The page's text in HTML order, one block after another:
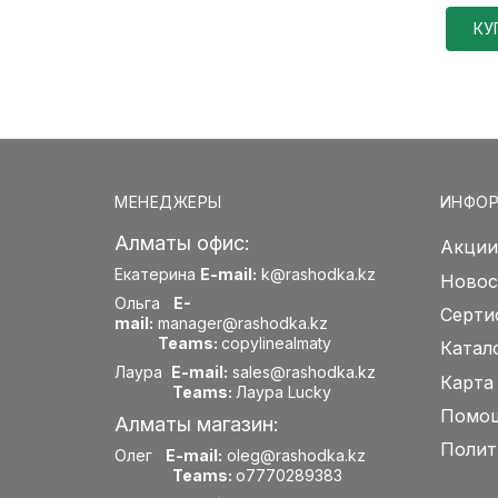
МЕНЕДЖЕРЫ
Алматы офис:
Екатерина E-mail: k@rashodka.kz
Ольга E-
mail: manager@rashodka.kz
Teams: copylinealmaty
Лаура E-mail: sales@rashodka.kz
Teams: Лаура Lucky
Алматы магазин:
Олег E-mail: oleg@rashodka.kz
Teams: o7770289383
Акции
Карта